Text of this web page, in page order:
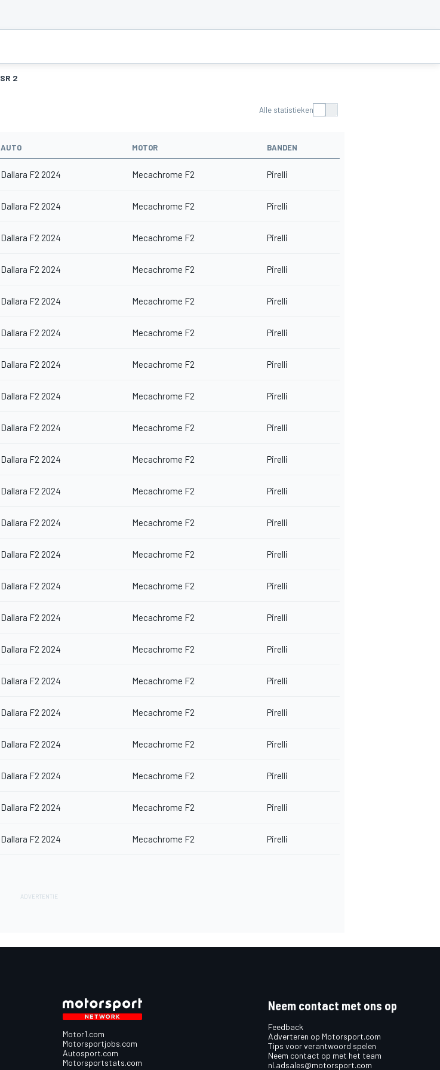
SR 2
Alle statistieken
AUTO MOTOR BANDEN
Dallara F2 2024 Mecachrome F2 Pirelli
Dallara F2 2024 Mecachrome F2 Pirelli
Dallara F2 2024 Mecachrome F2 Pirelli
Dallara F2 2024 Mecachrome F2 Pirelli
Dallara F2 2024 Mecachrome F2 Pirelli
Dallara F2 2024 Mecachrome F2 Pirelli
Dallara F2 2024 Mecachrome F2 Pirelli
Dallara F2 2024 Mecachrome F2 Pirelli
Dallara F2 2024 Mecachrome F2 Pirelli
Dallara F2 2024 Mecachrome F2 Pirelli
Dallara F2 2024 Mecachrome F2 Pirelli
Dallara F2 2024 Mecachrome F2 Pirelli
Dallara F2 2024 Mecachrome F2 Pirelli
Dallara F2 2024 Mecachrome F2 Pirelli
Dallara F2 2024 Mecachrome F2 Pirelli
Dallara F2 2024 Mecachrome F2 Pirelli
Dallara F2 2024 Mecachrome F2 Pirelli
Dallara F2 2024 Mecachrome F2 Pirelli
Dallara F2 2024 Mecachrome F2 Pirelli
Dallara F2 2024 Mecachrome F2 Pirelli
Dallara F2 2024 Mecachrome F2 Pirelli
Dallara F2 2024 Mecachrome F2 Pirelli
Motor1.com
Motorsportjobs.com
Autosport.com
Motorsportstats.com
Neem contact met ons op
Feedback
Adverteren op Motorsport.com
Tips voor verantwoord spelen
Neem contact op met het team
nl.adsales@motorsport.com